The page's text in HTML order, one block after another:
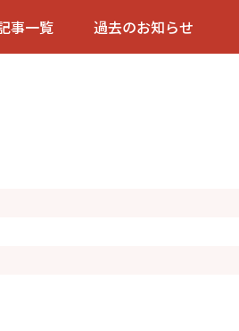
事一覧 過去のお知らせ